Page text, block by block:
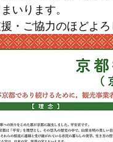
いります。
・ご協力のほどよろ